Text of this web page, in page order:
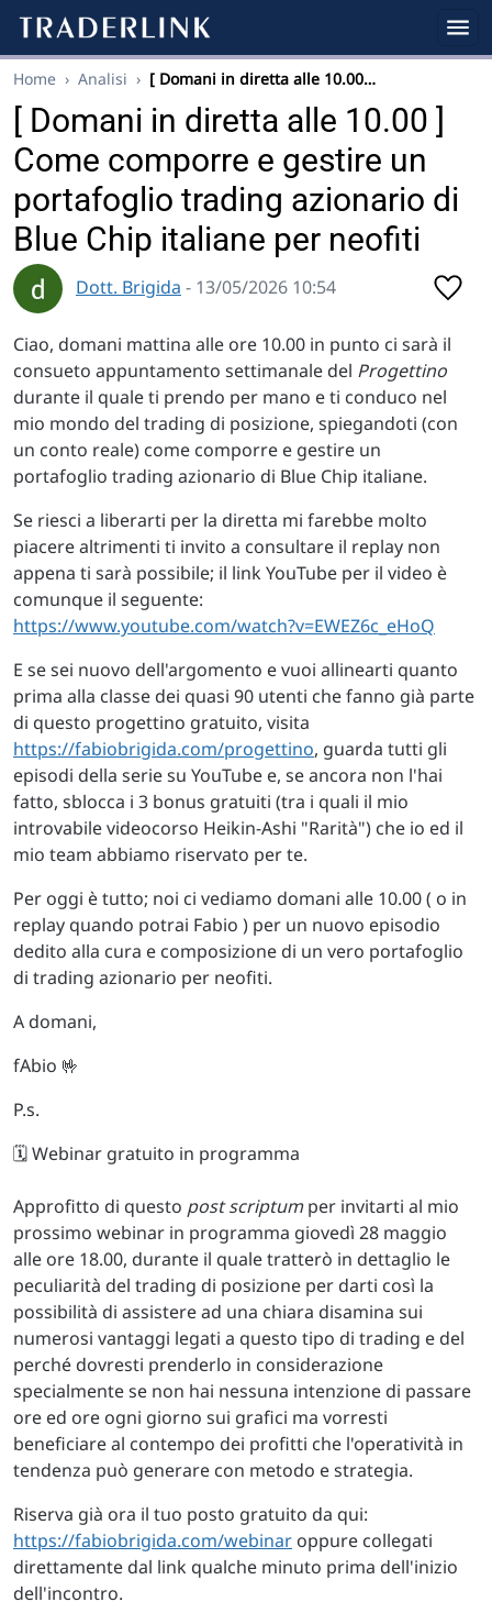
Home › Analisi › [ Domani in diretta alle 10.00…
[ Domani in diretta alle 10.00 ]
Come comporre e gestire un
portafoglio trading azionario di
Blue Chip italiane per neofiti
Dott. Brigida - 13/05/2026 10:54
Ciao, domani mattina alle ore 10.00 in punto ci sarà il
consueto appuntamento settimanale del Progettino
durante il quale ti prendo per mano e ti conduco nel
mio mondo del trading di posizione, spiegandoti (con
un conto reale) come comporre e gestire un
portafoglio trading azionario di Blue Chip italiane.
Se riesci a liberarti per la diretta mi farebbe molto
piacere altrimenti ti invito a consultare il replay non
appena ti sarà possibile; il link YouTube per il video è
comunque il seguente:
https://www.youtube.com/watch?v=EWEZ6c_eHoQ
E se sei nuovo dell'argomento e vuoi allinearti quanto
prima alla classe dei quasi 90 utenti che fanno già parte
di questo progettino gratuito, visita
https://fabiobrigida.com/progettino, guarda tutti gli
episodi della serie su YouTube e, se ancora non l'hai
fatto, sblocca i 3 bonus gratuiti (tra i quali il mio
introvabile videocorso Heikin-Ashi "Rarità") che io ed il
mio team abbiamo riservato per te.
Per oggi è tutto; noi ci vediamo domani alle 10.00 ( o in
replay quando potrai Fabio ) per un nuovo episodio
dedito alla cura e composizione di un vero portafoglio
di trading azionario per neofiti.
A domani,
fAbio 🤟
P.s.
🗓️ Webinar gratuito in programma
Approfitto di questo post scriptumper invitarti al mio
prossimo webinar in programma giovedì 28 maggio
alle ore 18.00, durante il quale tratterò in dettaglio le
peculiarità del trading di posizione per darti così la
possibilità di assistere ad una chiara disamina sui
numerosi vantaggi legati a questo tipo di trading e del
perché dovresti prenderlo in considerazione
specialmente se non hai nessuna intenzione di passare
ore ed ore ogni giorno sui grafici ma vorresti
beneficiare al contempo dei profitti che l'operatività in
tendenza può generare con metodo e strategia.
Riserva già ora il tuo posto gratuito da qui:
https://fabiobrigida.com/webinar oppure collegati
direttamente dal link qualche minuto prima dell'inizio
dell'incontro.